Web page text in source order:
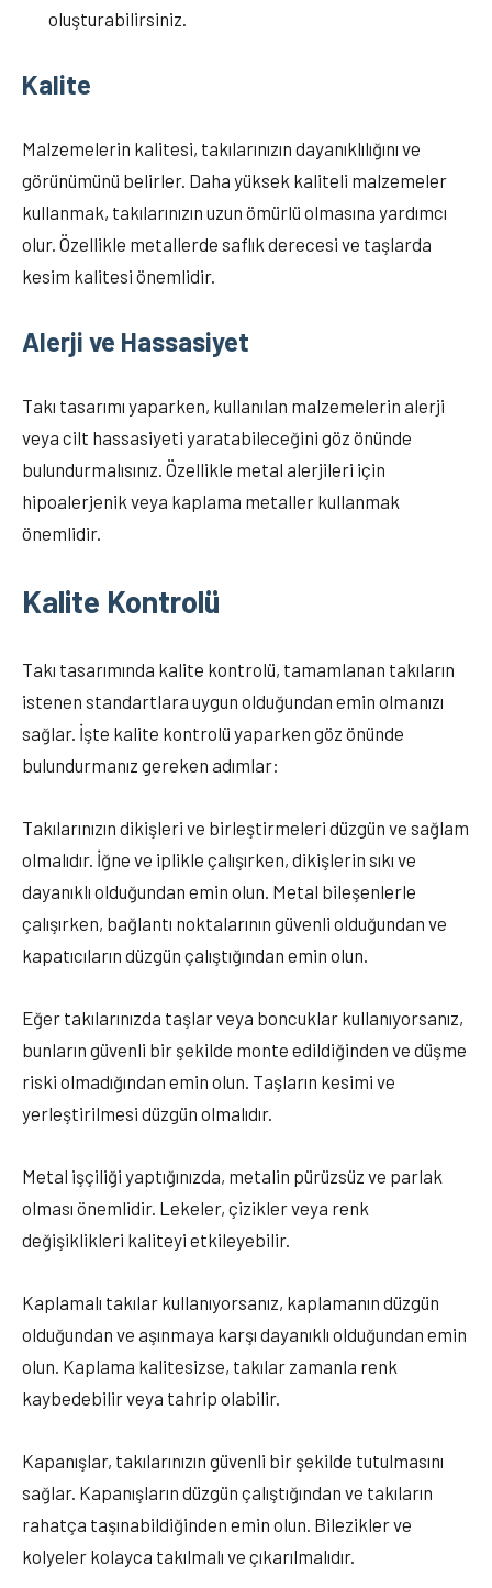
oluşturabilirsiniz.
Kalite
Malzemelerin kalitesi, takılarınızın dayanıklılığını ve
görünümünü belirler. Daha yüksek kaliteli malzemeler
kullanmak, takılarınızın uzun ömürlü olmasına yardımcı
olur. Özellikle metallerde saflık derecesi ve taşlarda
kesim kalitesi önemlidir.
Alerji ve Hassasiyet
Takı tasarımı yaparken, kullanılan malzemelerin alerji
veya cilt hassasiyeti yaratabileceğini göz önünde
bulundurmalısınız. Özellikle metal alerjileri için
hipoalerjenik veya kaplama metaller kullanmak
önemlidir.
Kalite Kontrolü
Takı tasarımında kalite kontrolü, tamamlanan takıların
istenen standartlara uygun olduğundan emin olmanızı
sağlar. İşte kalite kontrolü yaparken göz önünde
bulundurmanız gereken adımlar:
Takılarınızın dikişleri ve birleştirmeleri düzgün ve sağlam
olmalıdır. İğne ve iplikle çalışırken, dikişlerin sıkı ve
dayanıklı olduğundan emin olun. Metal bileşenlerle
çalışırken, bağlantı noktalarının güvenli olduğundan ve
kapatıcıların düzgün çalıştığından emin olun.
Eğer takılarınızda taşlar veya boncuklar kullanıyorsanız,
bunların güvenli bir şekilde monte edildiğinden ve düşme
riski olmadığından emin olun. Taşların kesimi ve
yerleştirilmesi düzgün olmalıdır.
Metal işçiliği yaptığınızda, metalin pürüzsüz ve parlak
olması önemlidir. Lekeler, çizikler veya renk
değişiklikleri kaliteyi etkileyebilir.
Kaplamalı takılar kullanıyorsanız, kaplamanın düzgün
olduğundan ve aşınmaya karşı dayanıklı olduğundan emin
olun. Kaplama kalitesizse, takılar zamanla renk
kaybedebilir veya tahrip olabilir.
Kapanışlar, takılarınızın güvenli bir şekilde tutulmasını
sağlar. Kapanışların düzgün çalıştığından ve takıların
rahatça taşınabildiğinden emin olun. Bilezikler ve
kolyeler kolayca takılmalı ve çıkarılmalıdır.